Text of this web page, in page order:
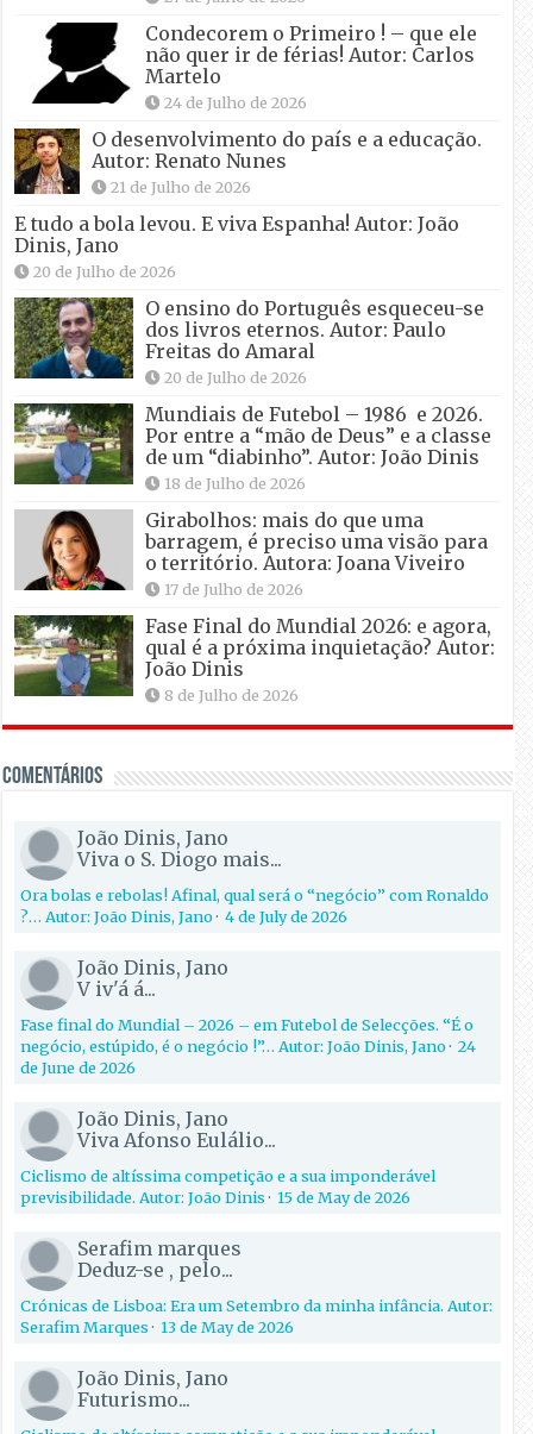
Condecorem o Primeiro ! – que ele
não quer ir de férias! Autor: Carlos
Martelo
24 de Julho de 2026
O desenvolvimento do país e a educação.
Autor: Renato Nunes
21 de Julho de 2026
E tudo a bola levou. E viva Espanha! Autor: João
Dinis, Jano
20 de Julho de 2026
O ensino do Português esqueceu-se
dos livros eternos. Autor: Paulo
Freitas do Amaral
20 de Julho de 2026
Mundiais de Futebol – 1986 e 2026.
Por entre a “mão de Deus” e a classe
de um “diabinho”. Autor: João Dinis
18 de Julho de 2026
Girabolhos: mais do que uma
barragem, é preciso uma visão para
o território. Autora: Joana Viveiro
17 de Julho de 2026
Fase Final do Mundial 2026: e agora,
qual é a próxima inquietação? Autor:
João Dinis
8 de Julho de 2026
Comentários
João Dinis, Jano
Viva o S. Diogo mais...
Ora bolas e rebolas! Afinal, qual será o “negócio” com Ronaldo
?… Autor: João Dinis, Jano·4 de July de 2026
João Dinis, Jano
V iv'á á...
Fase final do Mundial – 2026 – em Futebol de Selecções. “É o
negócio, estúpido, é o negócio !”… Autor: João Dinis, Jano·24
de June de 2026
João Dinis, Jano
Viva Afonso Eulálio...
Ciclismo de altíssima competição e a sua imponderável
previsibilidade. Autor: João Dinis·15 de May de 2026
Serafim marques
Deduz-se , pelo...
Crónicas de Lisboa: Era um Setembro da minha infância. Autor:
Serafim Marques·13 de May de 2026
João Dinis, Jano
Futurismo...